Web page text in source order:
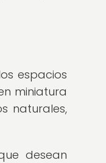
espacios
miniatura
naturales,
desean